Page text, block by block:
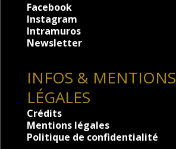
Facebook
Instagram
Intramuros
Newsletter
INFOS & MENTIONS
LÉGALES
Crédits
Mentions légales
Politique de confidentialité